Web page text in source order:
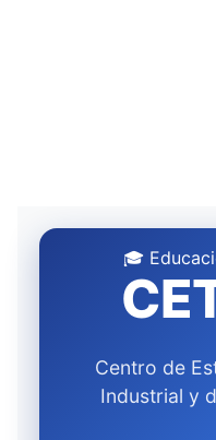
🎓
Centro de
Industrial y